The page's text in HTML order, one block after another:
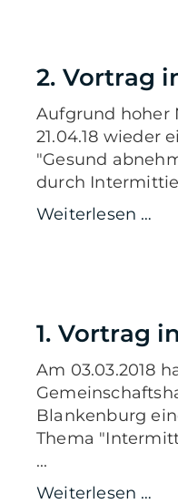
2. Vortrag
Aufgrund hoher
21.04.18 wieder
"Gesund
durch
Weiterlesen …
1. Vortrag
Am 03.03.2018
Blankenburg
Thema
...
Weiterlesen …